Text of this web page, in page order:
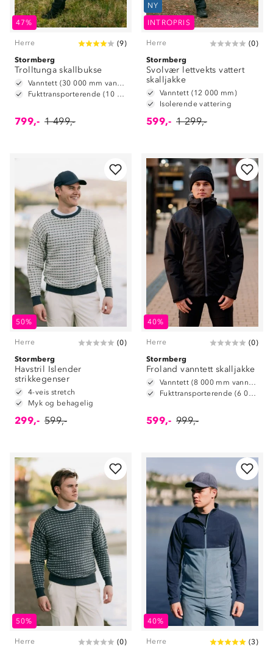
47%
Herre (9)
Stormberg
Trolltunga skallbukse
799,- 1 499,-
NY
INTROPRIS
Herre (0)
Stormberg
Svolvær lettvekts vattert
skalljakke
Vanntett (12 000 mm)
Isolerende vattering
599,- 1 299,-
50%
Herre (0)
Stormberg
Havstril Islender
strikkegenser
4-veis stretch
Myk og behagelig
299,- 599,-
40%
Herre (0)
Stormberg
Froland vanntett skalljakke
599,- 999,-
50%
Herre (0)
40%
Herre (3)